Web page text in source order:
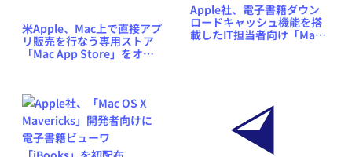
米Apple、Mac上で直接アプ
リ販売を行なう専用ストア
「Mac App Store」をオー
Apple社、電子書籍ダウン
ロードキャッシュ機能を搭
載したIT担当者向け「Mac